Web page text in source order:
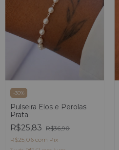
-30%
Pulseira Elos e Perolas
Prata
R$25,83 R$36,90
R$25,06 com Pix